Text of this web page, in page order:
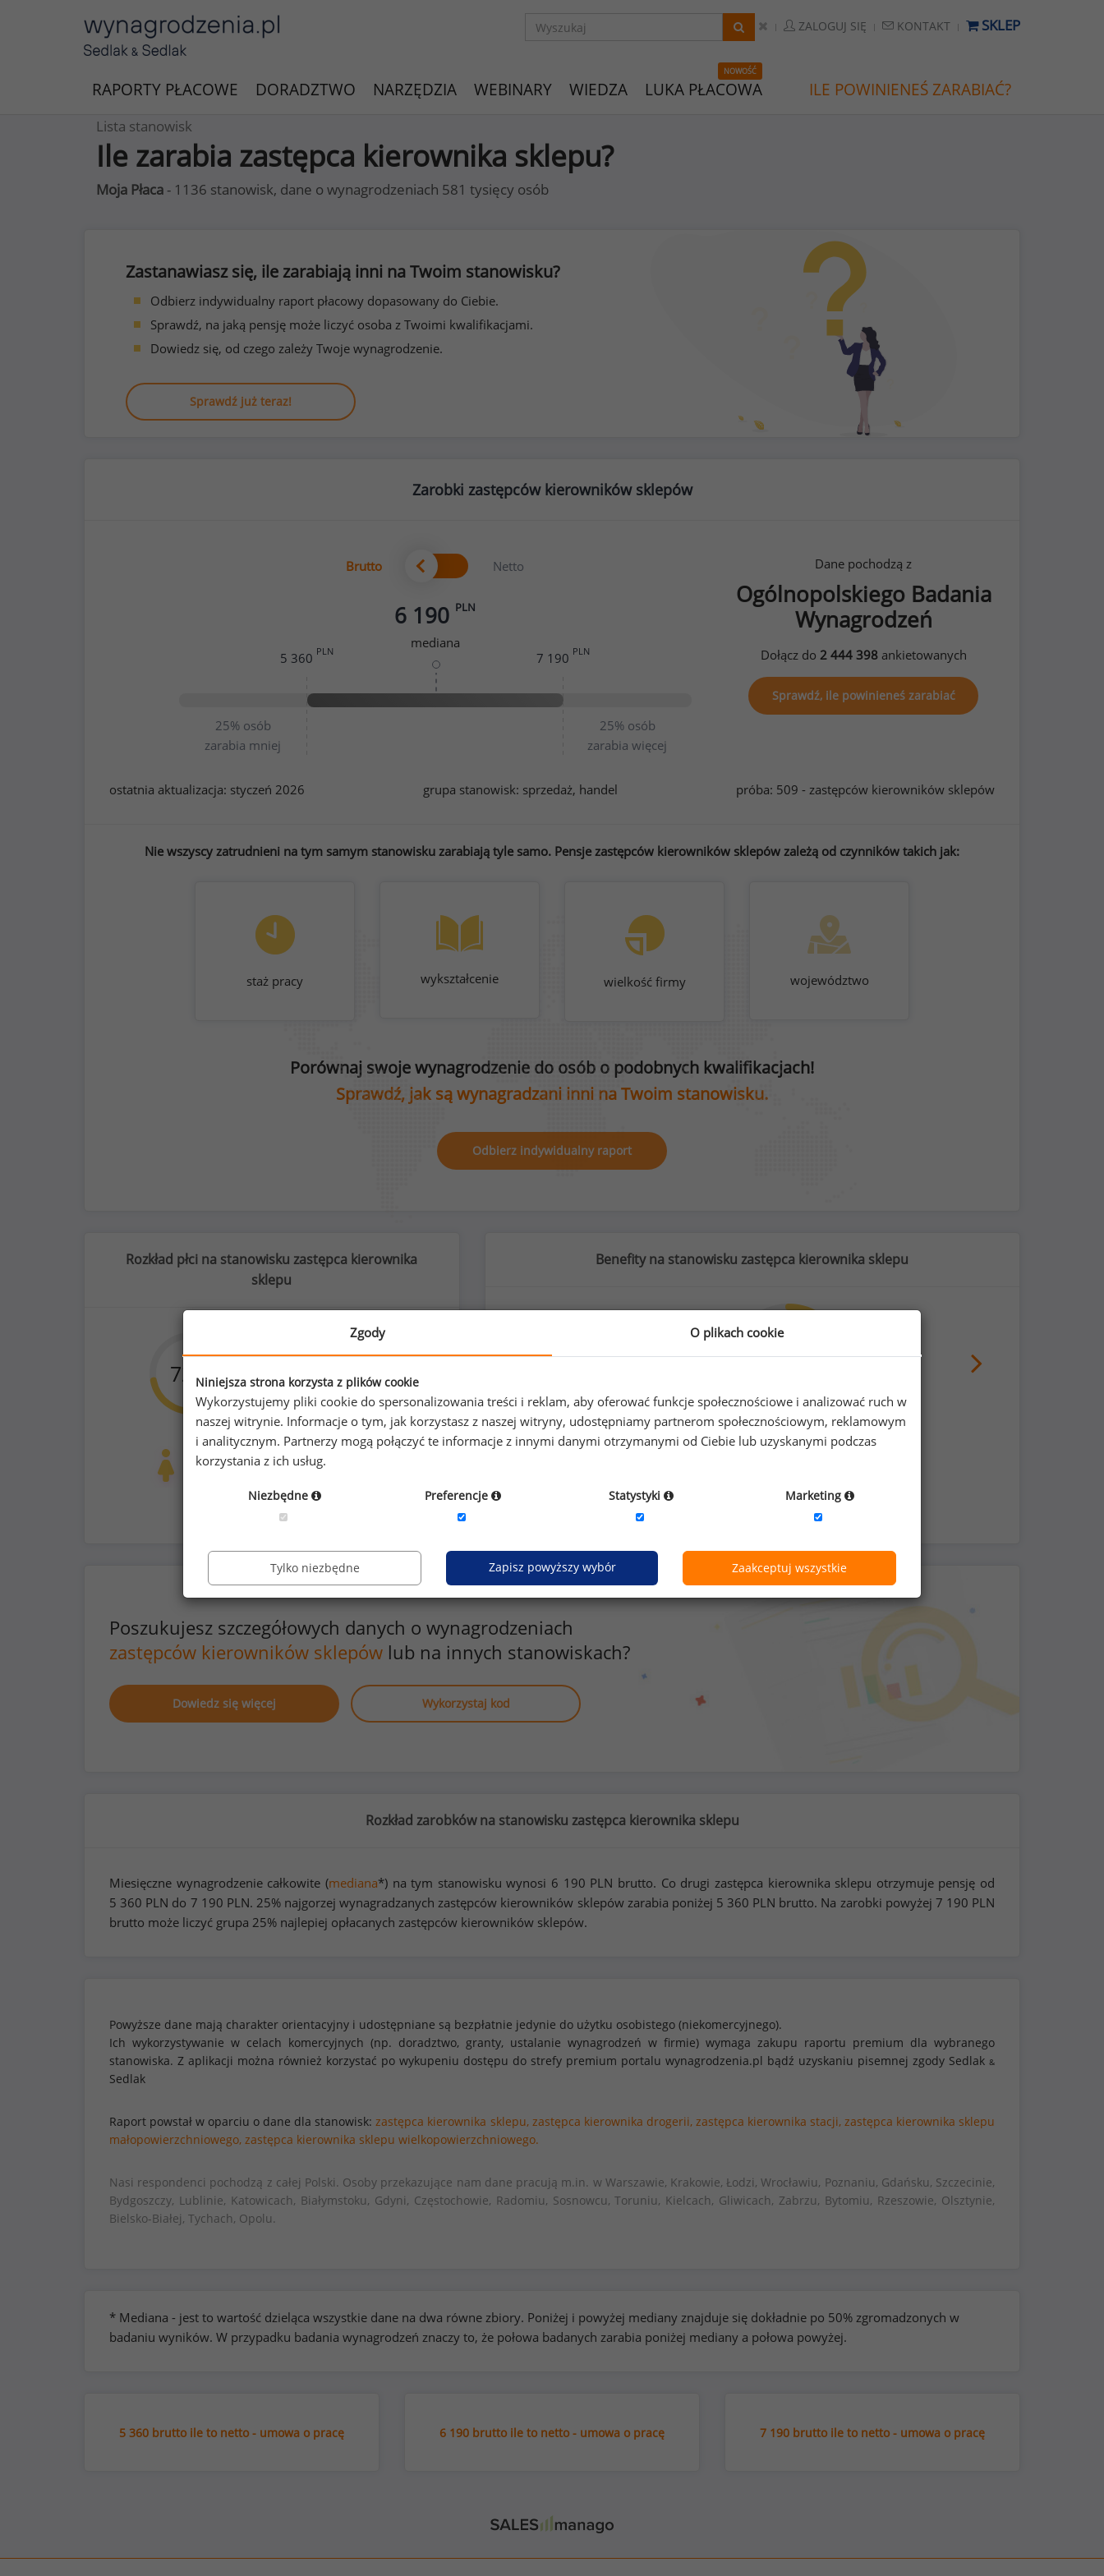
ZALOGUJ SIĘ KONTAKT SKLEP
RAPORTY PŁACOWE DORADZTWO NARZĘDZIA WEBINARY WIEDZA
NOWOŚĆ
LUKA PŁACOWA ILE POWINIENEŚ ZARABIAĆ?
Lista stanowisk
Ile zarabia zastępca kierownika sklepu?
Moja Płaca - 1136 stanowisk, dane o wynagrodzeniach 581 tysięcy osób
Zastanawiasz się, ile zarabiają inni na Twoim stanowisku?
Odbierz indywidualny raport płacowy dopasowany do Ciebie.
Sprawdź, na jaką pensję może liczyć osoba z Twoimi kwalifikacjami.
Dowiedz się, od czego zależy Twoje wynagrodzenie.
Sprawdź już teraz!
Zarobki zastępców kierowników sklepów
Brutto Netto
6 190 PLN
mediana
25% osób
zarabia mniej
25% osób
zarabia więcej
5 360 PLN 7 190 PLN
Dane pochodzą z
Ogólnopolskiego Badania
Wynagrodzeń
Dołącz do 2 444 398ankietowanych
Sprawdź, ile powinieneś zarabiać
ostatnia aktualizacja: styczeń 2026 grupa stanowisk: sprzedaż, handel próba: 509 - zastępców kierowników sklepów
Nie wszyscy zatrudnieni na tym samym stanowisku zarabiają tyle samo. Pensje zastępców kierowników sklepów zależą od czynników takich jak:
staż pracy wykształcenie wielkość firmy województwo
Porównaj swoje wynagrodzenie do osób o podobnych kwalifikacjach!
Sprawdź, jak są wynagradzani inni na Twoim stanowisku.
Odbierz indywidualny raport
Rozkład płci na stanowisku zastępca kierownika
sklepu
72 %
Kobiety
28%
Benefity na stanowisku zastępca kierownika sklepu
65%
zniżki na firmowe produkty i usługi
43%
prywatna opieka medyczna dla pracownika
Poszukujesz szczegółowych danych o wynagrodzeniach
zastępców kierowników sklepów lub na innych stanowiskach?
Dowiedz się więcej Wykorzystaj kod
Rozkład zarobków na stanowisku zastępca kierownika sklepu
Miesięczne wynagrodzenie całkowite (mediana*) na tym stanowisku wynosi 6 190 PLN brutto. Co drugi zastępca kierownika sklepu otrzymuje pensję od
5 360 PLN do 7 190 PLN. 25% najgorzej wynagradzanych zastępców kierowników sklepów zarabia poniżej 5 360 PLN brutto. Na zarobki powyżej 7 190 PLN
brutto może liczyć grupa 25% najlepiej opłacanych zastępców kierowników sklepów.
Powyższe dane mają charakter orientacyjny i udostępniane są bezpłatnie jedynie do użytku osobistego (niekomercyjnego).
Ich wykorzystywanie w celach komercyjnych (np. doradztwo, granty, ustalanie wynagrodzeń w firmie) wymaga zakupu raportu premium dla wybranego
stanowiska. Z aplikacji można również korzystać po wykupeniu dostępu do strefy premium portalu wynagrodzenia.pl bądź uzyskaniu pisemnej zgody Sedlak &
Sedlak
Raport powstał w oparciu o dane dla stanowisk:zastępca kierownika sklepu, zastępca kierownika drogerii, zastępca kierownika stacji, zastępca kierownika sklepu
małopowierzchniowego, zastępca kierownika sklepu wielkopowierzchniowego.
Nasi respondenci pochodzą z całej Polski. Osoby przekazujące nam dane pracują m.in. w Warszawie, Krakowie, Łodzi, Wrocławiu, Poznaniu, Gdańsku, Szczecinie,
Bydgoszczy, Lublinie, Katowicach, Białymstoku, Gdyni, Częstochowie, Radomiu, Sosnowcu, Toruniu, Kielcach, Gliwicach, Zabrzu, Bytomiu, Rzeszowie, Olsztynie,
Bielsko-Białej, Tychach, Opolu.
* Mediana - jest to wartość dzieląca wszystkie dane na dwa równe zbiory. Poniżej i powyżej mediany znajduje się dokładnie po 50% zgromadzonych w
badaniu wyników. W przypadku badania wynagrodzeń znaczy to, że połowa badanych zarabia poniżej mediany a połowa powyżej.
5 360 brutto ile to netto - umowa o pracę 6 190 brutto ile to netto - umowa o pracę 7 190 brutto ile to netto - umowa o pracę
Zgody O plikach cookie
Niniejsza strona korzysta z plików cookie
Wykorzystujemy pliki cookie do spersonalizowania treści i reklam, aby oferować funkcje społecznościowe i analizować ruch w
naszej witrynie. Informacje o tym, jak korzystasz z naszej witryny, udostępniamy partnerom społecznościowym, reklamowym
i analitycznym. Partnerzy mogą połączyć te informacje z innymi danymi otrzymanymi od Ciebie lub uzyskanymi podczas
korzystania z ich usług.
Niezbędne Preferencje Statystyki Marketing
Tylko niezbędne Zapisz powyższy wybór Zaakceptuj wszystkie